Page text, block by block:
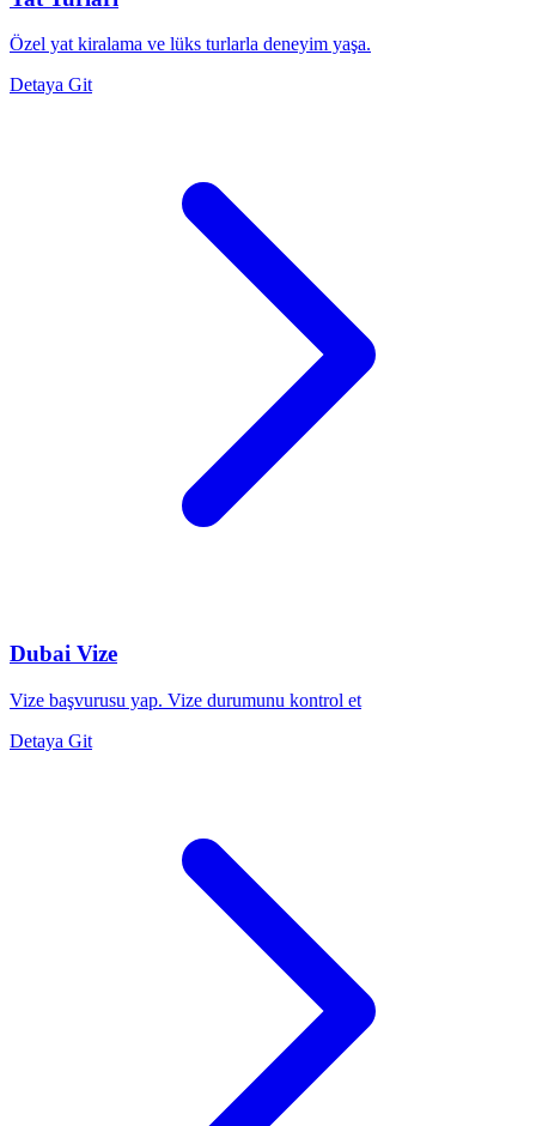
Özel yat kiralama ve lüks turlarla deneyim yaşa.
Detaya Git
Dubai Vize
Vize başvurusu yap. Vize durumunu kontrol et
Detaya Git